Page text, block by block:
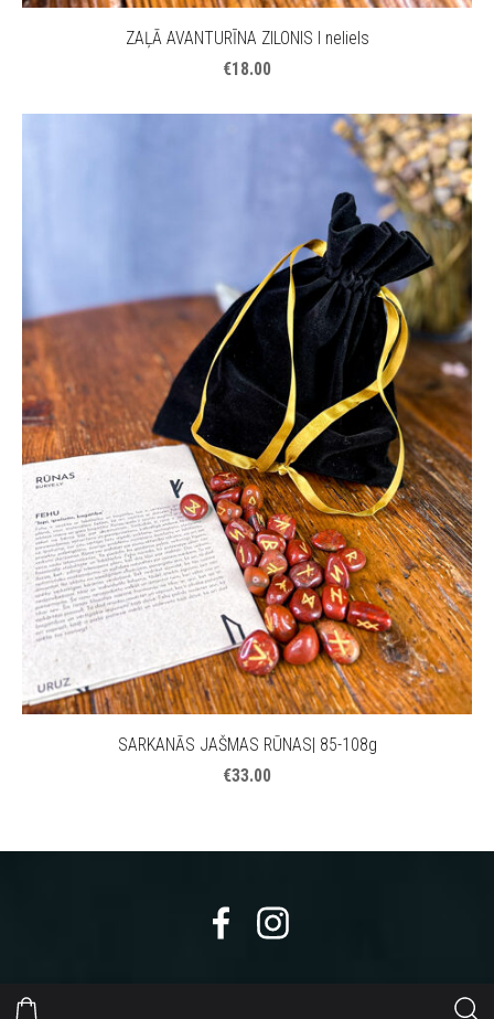
ZAĻĀ AVANTURĪNA ZILONIS I neliels
€18.00
SARKANĀS JAŠMAS RŪNAS| 85-108g
€33.00